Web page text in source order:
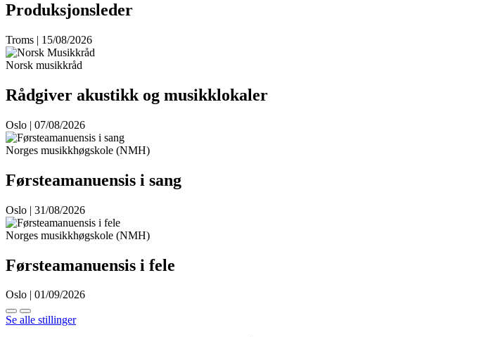
Produksjonsleder
Troms | 15/08/2026
Norsk musikkråd
Rådgiver akustikk og musikklokaler
Oslo | 07/08/2026
Norges musikkhøgskole (NMH)
Førsteamanuensis i sang
Oslo | 31/08/2026
Norges musikkhøgskole (NMH)
Førsteamanuensis i fele
Oslo | 01/09/2026
Se alle stillinger